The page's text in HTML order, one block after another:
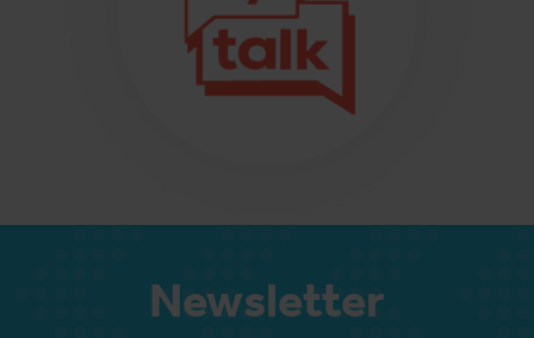
Newsletter